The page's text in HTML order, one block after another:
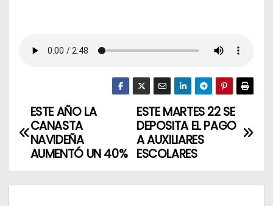
N
a
ESTE MARTES 22 SE
DEPOSITA EL PAGO
A AUXILIARES
ESCOLARES
ESTE AÑO LA
CANASTA
NAVIDEÑA
AUMENTÓ UN 40%